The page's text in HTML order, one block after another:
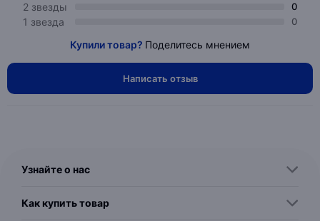
2 звезды 0
1 звезда 0
Купили товар? Поделитесь мнением
Написать отзыв
Узнайте о нас
Как купить товар